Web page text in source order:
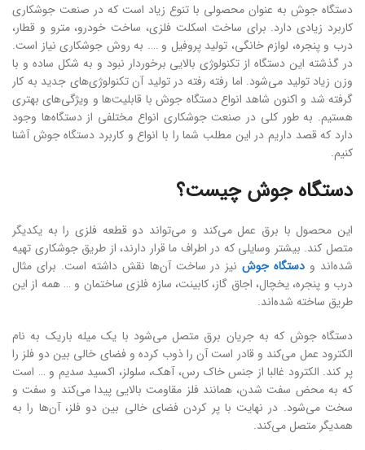
دستگاه جوش به عنوان محصولی با تنوع زیاد است که در صنعت جوشکاری
کاربرد زیادی دارد. برای ساخت اسکلت فلزی، ساخت خودرو، مترو و قطار،
درب و پنجره، لوازم خانگی، تولید پروفیل و …. به روش جوشکاری نیاز است.
در گذشته این دستگاه از تکنولوژی بالایی برخوردار نبود و به شکل ساده و با
وزن زیاد تولید می‌شود. اما رفته رفته در تولید آن تکنولوژی‌های جدید به کار
گرفته شد و اکنون شاهد انواع دستگاه جوش با قابلیت‌ها و ویژگی‌های بهتری
هستیم. به طور کلی در صنعت جوشکاری انواع مختلفی از دستگاه‌ها وجود
دارد که قصد داریم در این مطلب شما را با انواع و کاربرد دستگاه جوش آشنا
کنیم.
دستگاه جوش چیست؟
این محصول با برق عمل می‌کند و می‌تواند دو قطعه فلزی را به یکدیگر
متصل کند. بیشتر وسایلی که در اطراف ما قرار دارند، از طریق جوشکاری تهیه
شده‌اند و دستگاه جوشنیز در ساخت آن‌ها نقش داشته است. برای مثال
درب و پنجره، یخچال، اجاق گاز، کابینت، سازه فلزی ساختمان و … همه از این
طریق ساخته شده‌اند.
دستگاه جوش که به جریان برق متصل می‌شود با یک میله باریک به نام
الکترود عمل می‌کند و قادر است آن را ذوب کرده و فضای خالی بین دو فلز را
پر کند. الکترود غالبا از جنس خاک رس، آهک، سلولز، اکسید سدیم و … است
که به محض سفت شدن، همانند فلز مقاومت بالایی پیدا می‌کند و سفت و
سخت می‌شود. در نهایت با پر کردن فضای خالی بین دو فلز، آن‌ها را به
همدیگر متصل می‌کند.